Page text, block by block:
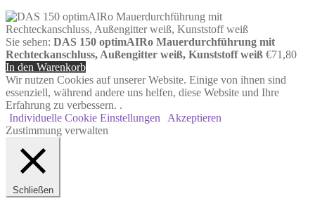
Sie sehen: DAS 150 optimAIRo Mauerdurchführung mit
Rechteckanschluss, Außengitter weiß, Kunststoff weiß €71,80
In den Warenkorb
Wir nutzen Cookies auf unserer Website. Einige von ihnen sind
essenziell, während andere uns helfen, diese Website und Ihre
Erfahrung zu verbessern. .
Individuelle Cookie Einstellungen
Akzeptieren
Zustimmung verwalten
Schließen